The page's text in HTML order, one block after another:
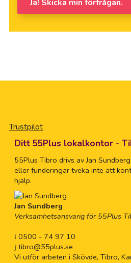
Ja! Skicka min förfrågan.
Trustpilot
Ditt 55Plus lokalkontor -
55Plus Tibro drivs av Jan
eller funderingar tveka inte att
hjälp.
Jan Sundberg
Verksamhetsansvarig för 55Plus
0500 - 74 97 10
tibro@55plus.se
Vi utför arbeten i Skövde, Tibro,